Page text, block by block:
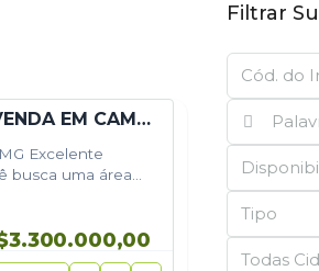
TERRENO RURAL DE 20 ALQUEIRES COM CASA À VENDA EM CAMBUÍ MG
Excelente
busca uma área
Filtrar
Tipo
Todas